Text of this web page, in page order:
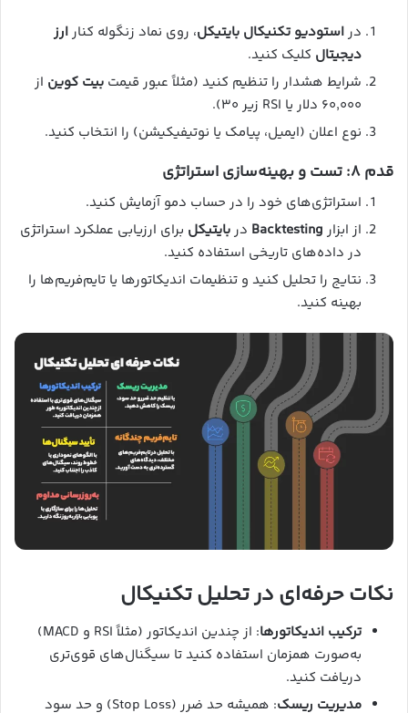
دراستودیو تکنیکال بایتیکل، روی نماد زنگوله کنارارز
دیجیتال کلیک کنید.
شرایط هشدار را تنظیم کنید (مثلاً عبور قیمت بیت کوین از
۶۰,۰۰۰ دلار یا RSI زیر ۳۰).
نوع اعلان (ایمیل، پیامک یا نوتیفیکیشن) را انتخاب کنید.
قدم ۸: تست و بهینه‌سازی استراتژی
استراتژی‌های خود را در حساب دمو آزمایش کنید.
از ابزار Backtesting دربایتیکل برای ارزیابی عملکرد استراتژی
در داده‌های تاریخی استفاده کنید.
نتایج را تحلیل کنید و تنظیمات اندیکاتورها یا تایم‌فریم‌ها را
بهینه کنید.
نکات حرفه‌ای در تحلیل تکنیکال
ترکیب اندیکاتورها
: از چندین اندیکاتور (مثلاً RSI و MACD)
به‌صورت همزمان استفاده کنید تا سیگنال‌های قوی‌تری
دریافت کنید.
مدیریت ریسک
: همیشه حد ضرر (Stop Loss) و حد سود